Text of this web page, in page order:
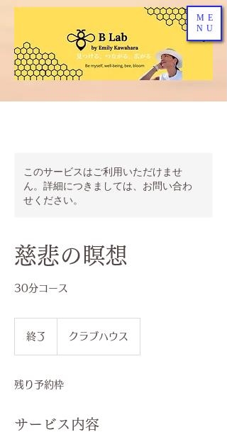
ME
NU
このサービスはご利用いただけませ
ん。詳細につきましては、お問い合わ
せください。
慈悲の瞑想
30分コース
終了 クラブハウス
残り予約枠
サービス内容